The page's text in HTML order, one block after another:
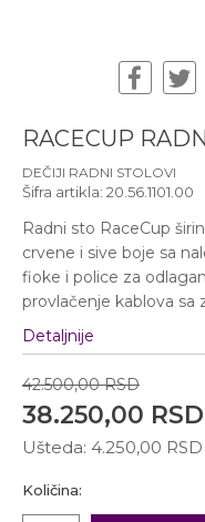
RACECUP
DEČIJI RADNI STOLOVI
Šifra artikla: 20.56.1101.00
Radni sto RaceCup
crvene i sive boje sa
fioke i police za
provlačenje kablova sa
Detaljnije
42.500,00 RSD
38.250,00 RSD
Ušteda: 4.250,00 RSD
Količina: